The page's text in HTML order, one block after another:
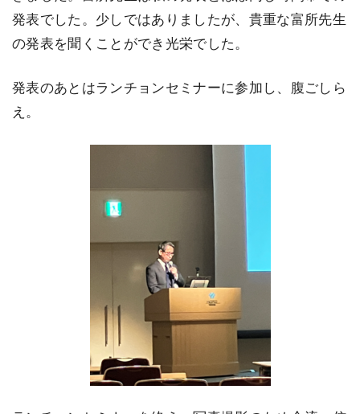
発表でした。少しではありましたが、貴重な富所先生
の発表を聞くことができ光栄でした。
発表のあとはランチョンセミナーに参加し、腹ごしら
え。